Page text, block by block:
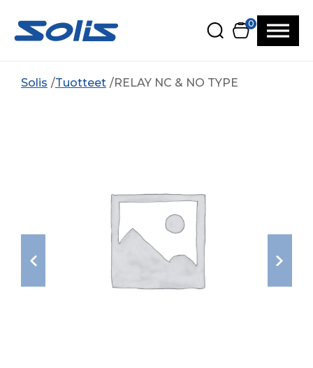
0
Solis Tuotteet RELAY NC & NO TYPE